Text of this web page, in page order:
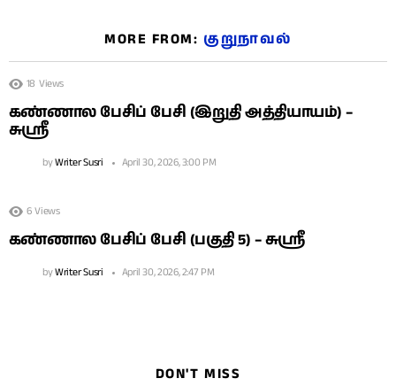
MORE FROM: குறுநாவல்
18 Views
கண்ணால பேசிப் பேசி (இறுதி அத்தியாயம்) –
சுஶ்ரீ
byWriter Susri April 30, 2026, 3:00 PM
6 Views
கண்ணால பேசிப் பேசி (பகுதி 5) – சுஶ்ரீ
byWriter Susri April 30, 2026, 2:47 PM
DON'T MISS